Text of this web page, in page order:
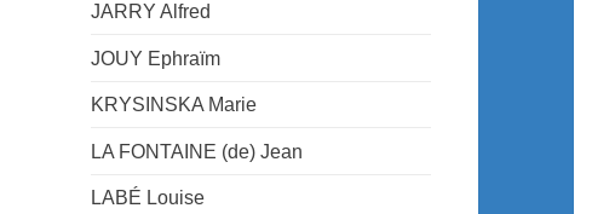
JARRY Alfred
JOUY Ephraïm
KRYSINSKA Marie
LA FONTAINE (de) Jean
LABÉ Louise